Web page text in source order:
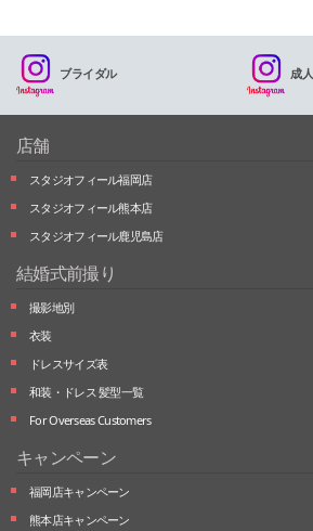
ブライダル 成人
店舗
スタジオフィール福岡店
スタジオフィール熊本店
スタジオフィール鹿児島店
結婚式前撮り
撮影地別
衣装
ドレスサイズ表
和装・ドレス 髪型一覧
For Overseas Customers
キャンペーン
福岡店キャンペーン
熊本店キャンペーン